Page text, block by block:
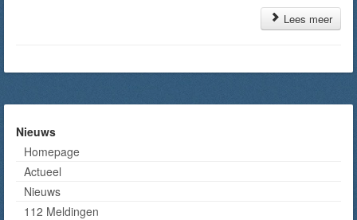
Lees meer
Nieuws
Homepage
Actueel
Nieuws
112 Meldingen